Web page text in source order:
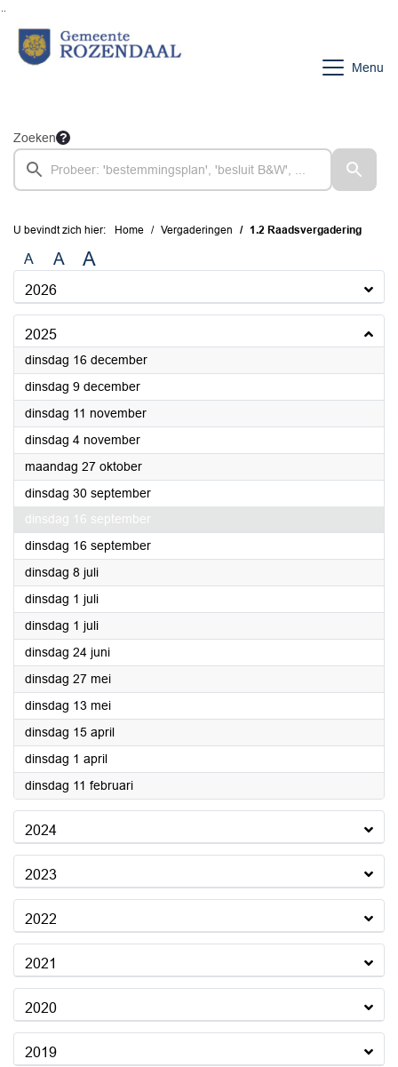
Menu
Zoeken
U bevindt zich hier: Home Vergaderingen 1.2 Raadsvergadering
A A A
2026
2025
dinsdag 16 december2025
dinsdag 9 december2025
dinsdag 11 november2025
dinsdag 4 november2025
maandag 27 oktober2025
dinsdag 30 september2025
dinsdag 16 september
dinsdag 16 september2025
dinsdag 8 juli2025
dinsdag 1 juli2025
dinsdag 1 juli2025
dinsdag 24 juni2025
dinsdag 27 mei2025
dinsdag 13 mei2025
dinsdag 15 april2025
dinsdag 1 april2025
dinsdag 11 februari2025
2024
2023
2022
2021
2020
2019